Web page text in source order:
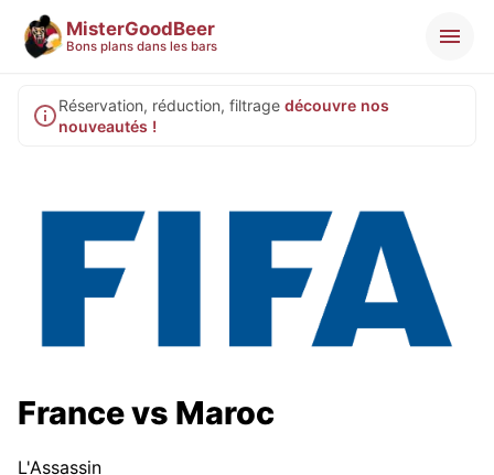
MisterGoodBeer
Bons plans dans les bars
Réservation, réduction, filtrage découvre nos
nouveautés !
France vs Maroc
L'Assassin